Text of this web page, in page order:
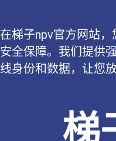
在梯子npv官方网站
安全保障。我们提供
线身份和数据，让您
梯